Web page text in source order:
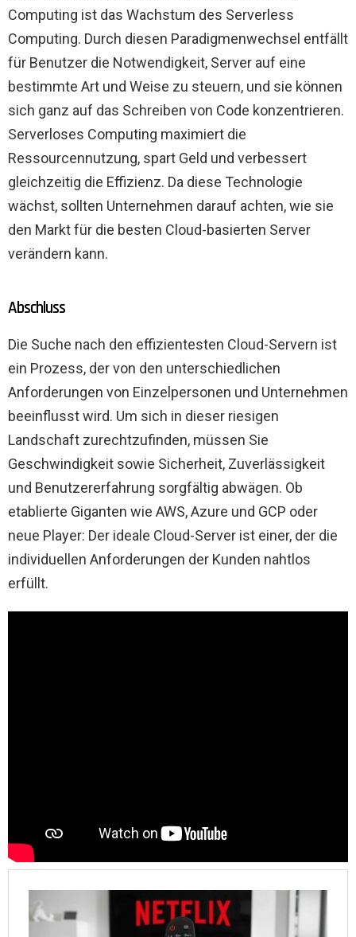
Computing ist das Wachstum des Serverless
Computing. Durch diesen Paradigmenwechsel entfällt
für Benutzer die Notwendigkeit, Server auf eine
bestimmte Art und Weise zu steuern, und sie können
sich ganz auf das Schreiben von Code konzentrieren.
Serverloses Computing maximiert die
Ressourcennutzung, spart Geld und verbessert
gleichzeitig die Effizienz. Da diese Technologie
wächst, sollten Unternehmen darauf achten, wie sie
den Markt für die besten Cloud-basierten Server
verändern kann.
Abschluss
Die Suche nach den effizientesten Cloud-Servern ist
ein Prozess, der von den unterschiedlichen
Anforderungen von Einzelpersonen und Unternehmen
beeinflusst wird. Um sich in dieser riesigen
Landschaft zurechtzufinden, müssen Sie
Geschwindigkeit sowie Sicherheit, Zuverlässigkeit
und Benutzererfahrung sorgfältig abwägen. Ob
etablierte Giganten wie AWS, Azure und GCP oder
neue Player: Der ideale Cloud-Server ist einer, der die
individuellen Anforderungen der Kunden nahtlos
erfüllt.